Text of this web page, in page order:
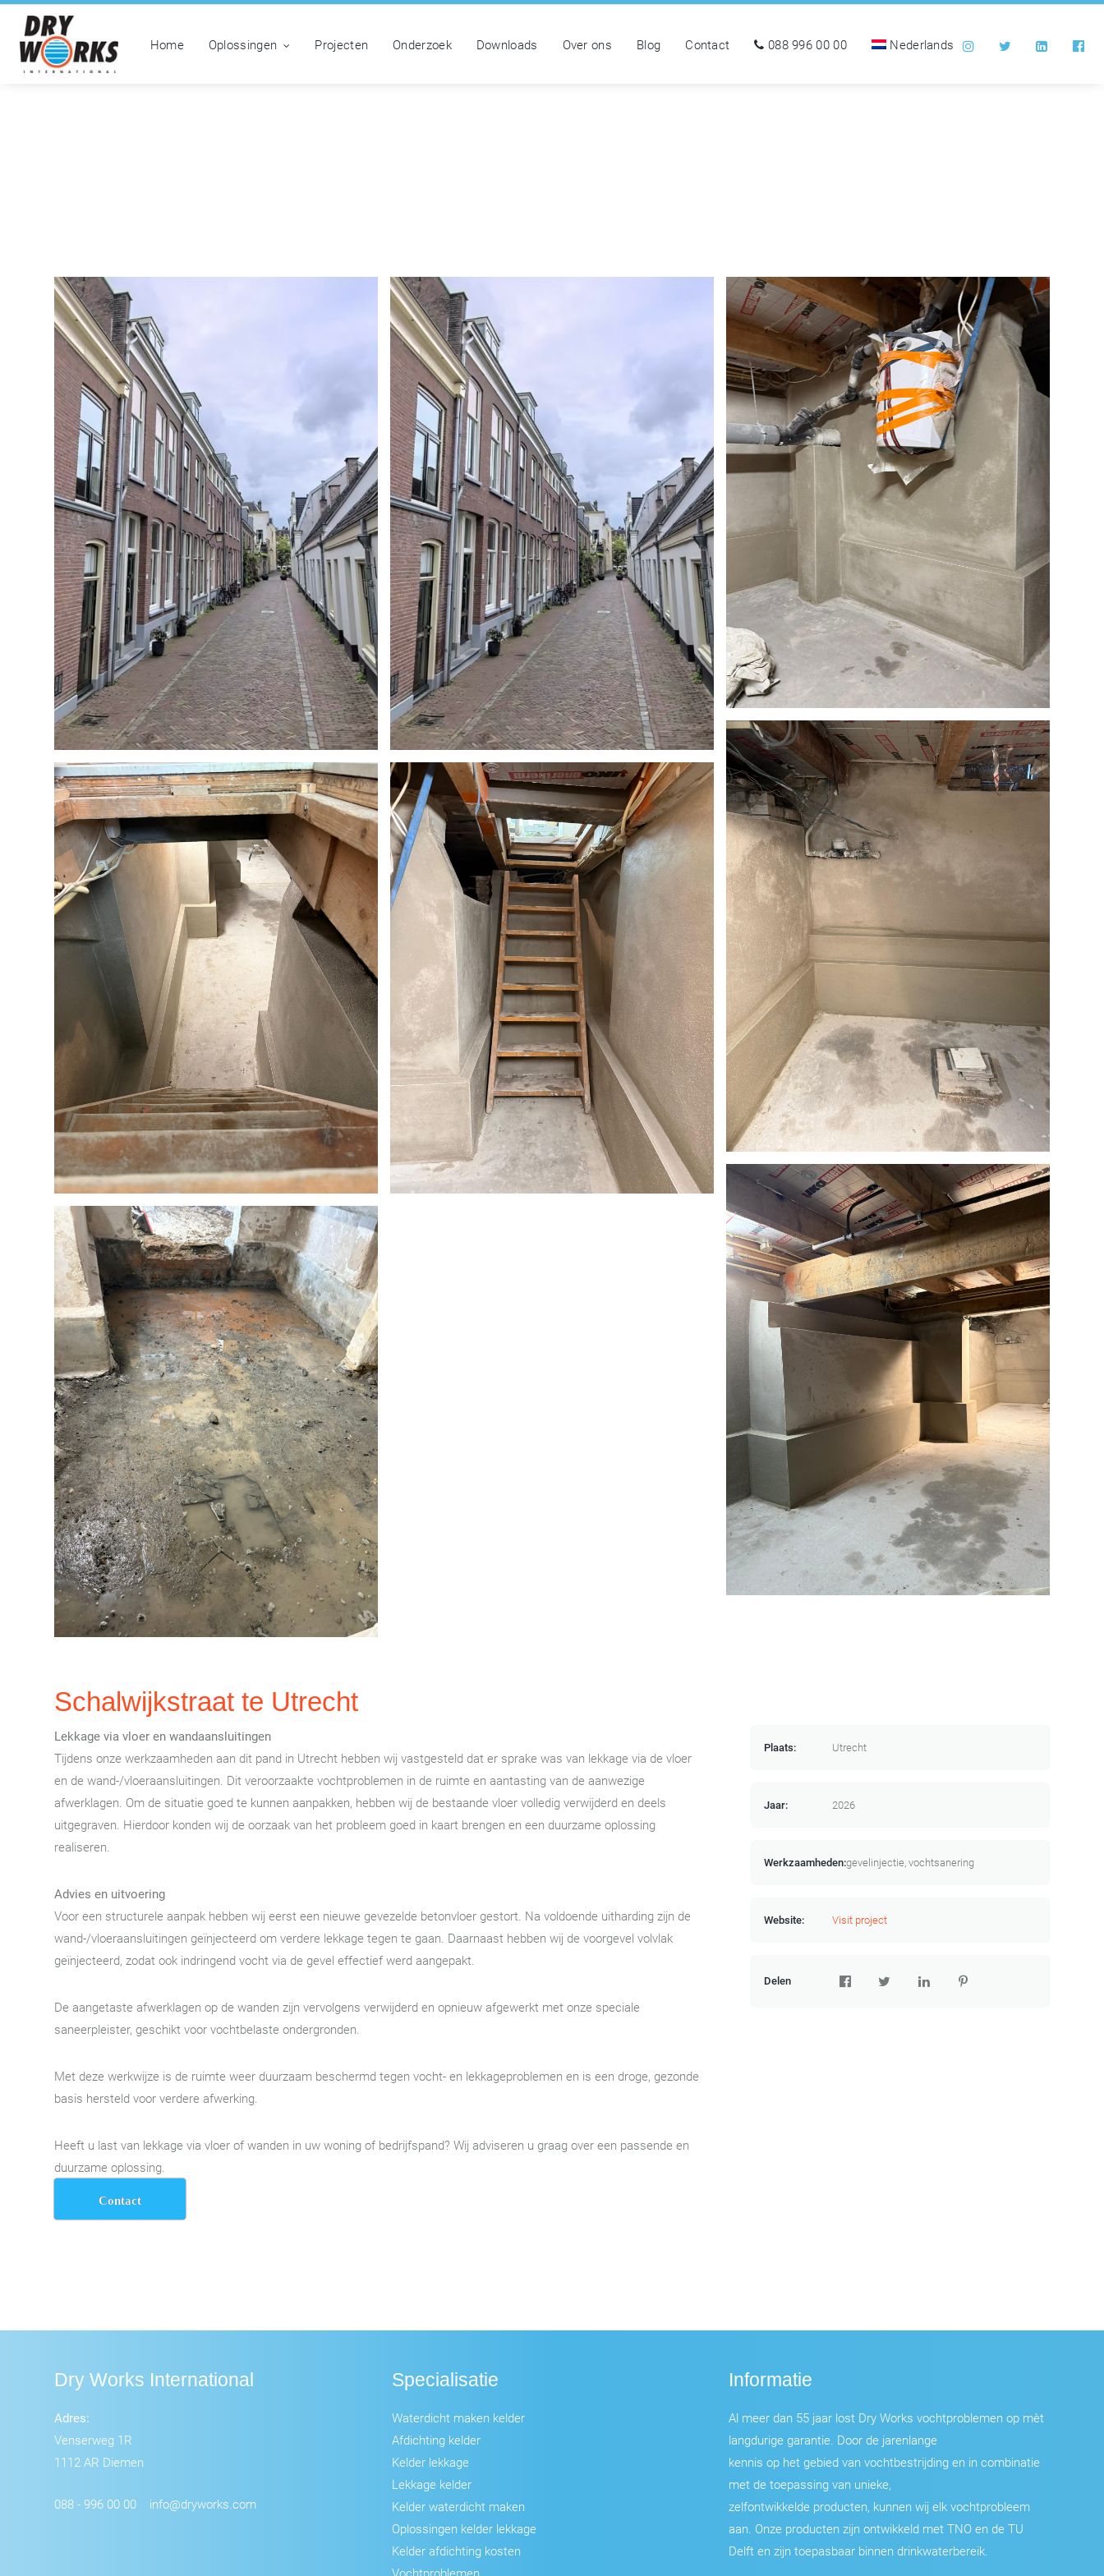
Home Oplossingen Projecten Onderzoek Downloads Over ons Blog Contact 088 996 00 00 Nederlands
Schalwijkstraat te Utrecht
Lekkage via vloer en wandaansluitingen
Tijdens onze werkzaamheden aan dit pand in Utrecht hebben wij vastgesteld dat er sprake was van lekkage via de vloer
en de wand-/vloeraansluitingen. Dit veroorzaakte vochtproblemen in de ruimte en aantasting van de aanwezige
afwerklagen. Om de situatie goed te kunnen aanpakken, hebben wij de bestaande vloer volledig verwijderd en deels
uitgegraven. Hierdoor konden wij de oorzaak van het probleem goed in kaart brengen en een duurzame oplossing
realiseren.
Advies en uitvoering
Voor een structurele aanpak hebben wij eerst een nieuwe gevezelde betonvloer gestort. Na voldoende uitharding zijn de
wand-/vloeraansluitingen geïnjecteerd om verdere lekkage tegen te gaan. Daarnaast hebben wij de voorgevel volvlak
geïnjecteerd, zodat ook indringend vocht via de gevel effectief werd aangepakt.
De aangetaste afwerklagen op de wanden zijn vervolgens verwijderd en opnieuw afgewerkt met onze speciale
saneerpleister, geschikt voor vochtbelaste ondergronden.
Met deze werkwijze is de ruimte weer duurzaam beschermd tegen vocht- en lekkageproblemen en is een droge, gezonde
basis hersteld voor verdere afwerking.
Heeft u last van lekkage via vloer of wanden in uw woning of bedrijfspand? Wij adviseren u graag over een passende en
duurzame oplossing.
Contact
Plaats: Utrecht
Jaar: 2026
Werkzaamheden:gevelinjectie, vochtsanering
Website: Visit project
Delen
Dry Works International
Adres:
Venserweg 1R
1112 AR Diemen
088 - 996 00 00 info@dryworks.com
Specialisatie
Waterdicht maken kelder
Afdichting kelder
Kelder lekkage
Lekkage kelder
Kelder waterdicht maken
Oplossingen kelder lekkage
Kelder afdichting kosten
Vochtproblemen
Informatie
Al meer dan 55 jaar lost Dry Works vochtproblemen op mèt
langdurige garantie. Door de jarenlange
kennis op het gebied van vochtbestrijding en in combinatie
met de toepassing van unieke,
zelfontwikkelde producten, kunnen wij elk vochtprobleem
aan. Onze producten zijn ontwikkeld met TNO en de TU
Delft en zijn toepasbaar binnen drinkwaterbereik.